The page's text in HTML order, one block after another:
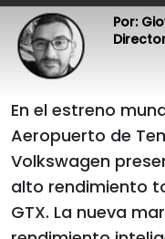
Por:
Director
En el estreno
Aeropuerto de
Volkswagen
alto rendimiento
GTX. La nueva